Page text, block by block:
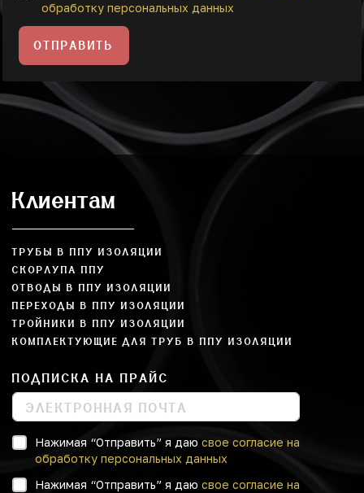
обработку персональных данных
ОТПРАВИТЬ
Клиентам
ТРУБЫ В ППУ ИЗОЛЯЦИИ
СКОРЛУПА ППУ
ОТВОДЫ В ППУ ИЗОЛЯЦИИ
ПЕРЕХОДЫ В ППУ ИЗОЛЯЦИИ
ТРОЙНИКИ В ППУ ИЗОЛЯЦИИ
КОМПЛЕКТУЮЩИЕ ДЛЯ ТРУБ В ППУ ИЗОЛЯЦИИ
ПОДПИСКА НА ПРАЙС
Нажимая “Отправить” я даю свое согласие на
обработку персональных данных
Нажимая “Отправить” я даю свое согласие на